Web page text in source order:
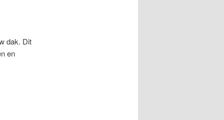
dak. Dit
en